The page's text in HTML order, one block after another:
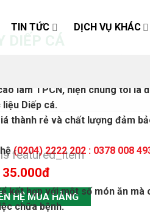
TIN TỨC DỊCH VỤ KHÁC
DIẾP CÁ
cần mua cây Diếp cá sll để phục
làm TPCN, hiện chúng tôi là
liệu Diếp cá.
thành rẻ và chất lượng đảm
(0204) 2222 202 : 0378 008
35.000đ
HỆ MUA HÀNG
featured_item
kết hợp với một số món ăn
chữa bệnh.